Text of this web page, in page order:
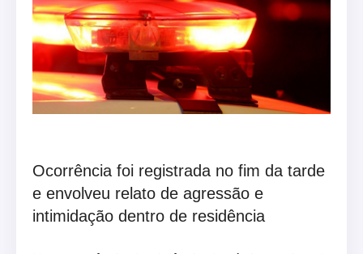
Ocorrência foi registrada no fim da tarde
e envolveu relato de agressão e
intimidação dentro de residência